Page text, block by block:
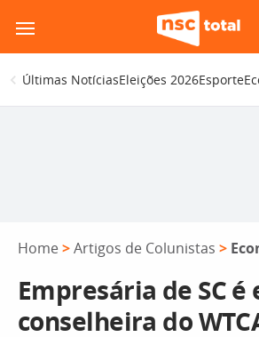
para
o
conteúdo
Últimas NotíciasEleições 2026Esporte
Home >Artigos de Colunistas >
Empresária de SC
conselheira do